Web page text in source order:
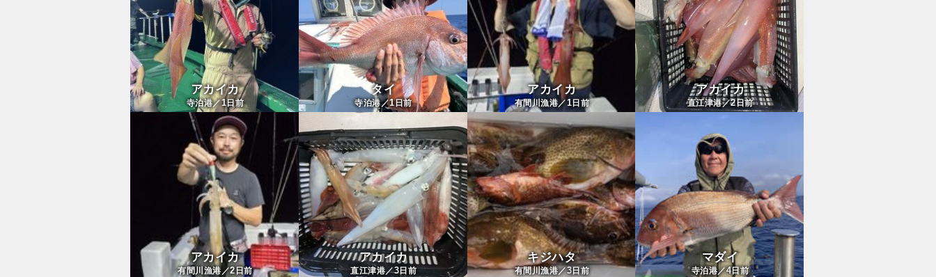
アカイカ
寺泊港／1日前
タイ
寺泊港／1日前
アカイカ
有間川漁港／1日前
アカイカ
直江津港／2日前
アカイカ
有間川漁港／2 日前
アカイカ
直江津港／3日前
キジハタ
有間川漁港／3日前
マダイ
寺泊港／4日前